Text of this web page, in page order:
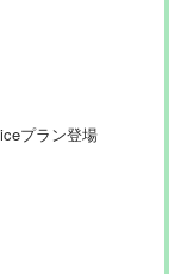
プラン登場